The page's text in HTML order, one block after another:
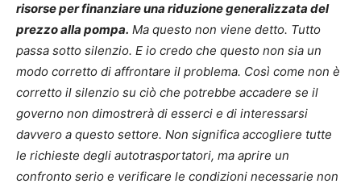
risorse per finanziare una riduzione generalizzata del
prezzo alla pompa. Ma questo non viene detto. Tutto
passa sotto silenzio. E io credo che questo non sia un
modo corretto di affrontare il problema. Così come non è
corretto il silenzio su ciò che potrebbe accadere se il
governo non dimostrerà di esserci e di interessarsi
davvero a questo settore. Non significa accogliere tutte
le richieste degli autotrasportatori, ma aprire un
confronto serio e verificare le condizioni necessarie non